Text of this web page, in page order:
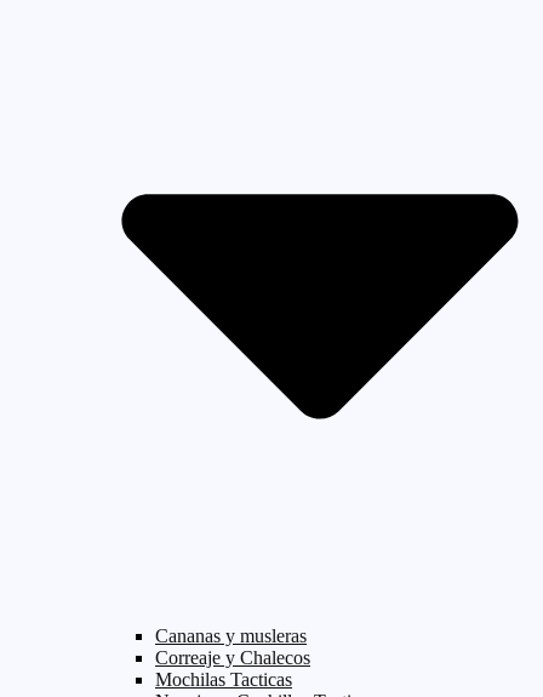
Cananas y musleras
Correaje y Chalecos
Mochilas Tacticas